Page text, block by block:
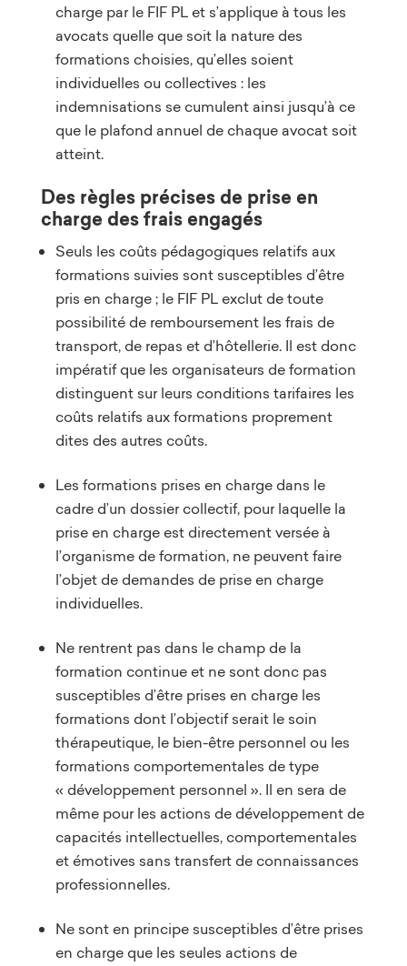
charge par le FIF PL et s’applique à tous les
avocats quelle que soit la nature des
formations choisies, qu’elles soient
individuelles ou collectives : les
indemnisations se cumulent ainsi jusqu’à ce
que le plafond annuel de chaque avocat soit
atteint.
Des règles précises de prise en
charge des frais engagés
Seuls les coûts pédagogiques relatifs aux
formations suivies sont susceptibles d’être
pris en charge ; le FIF PL exclut de toute
possibilité de remboursement les frais de
transport, de repas et d’hôtellerie. Il est donc
impératif que les organisateurs de formation
distinguent sur leurs conditions tarifaires les
coûts relatifs aux formations proprement
dites des autres coûts.
Les formations prises en charge dans le
cadre d’un dossier collectif, pour laquelle la
prise en charge est directement versée à
l’organisme de formation, ne peuvent faire
l’objet de demandes de prise en charge
individuelles.
Ne rentrent pas dans le champ de la
formation continue et ne sont donc pas
susceptibles d’être prises en charge les
formations dont l’objectif serait le soin
thérapeutique, le bien-être personnel ou les
formations comportementales de type
« développement personnel ». Il en sera de
même pour les actions de développement de
capacités intellectuelles, comportementales
et émotives sans transfert de connaissances
professionnelles.
Ne sont en principe susceptibles d’être prises
en charge que les seules actions de